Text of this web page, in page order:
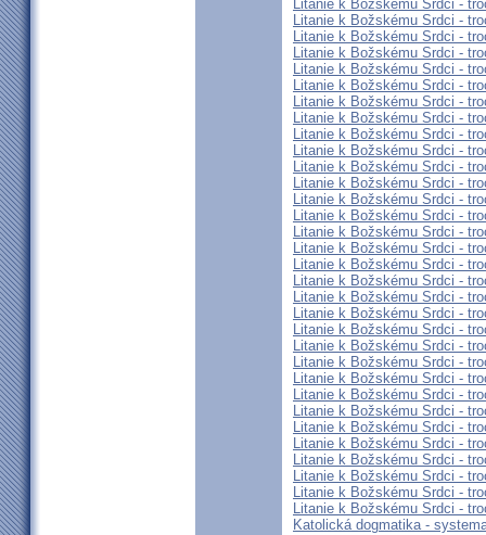
Litanie k Božskému Srdci -
Litanie k Božskému Srdci -
Litanie k Božskému Srdci -
Litanie k Božskému Srdci -
Litanie k Božskému Srdci -
Litanie k Božskému Srdci -
Litanie k Božskému Srdci -
Litanie k Božskému Srdci -
Litanie k Božskému Srdci -
Litanie k Božskému Srdci -
Litanie k Božskému Srdci -
Litanie k Božskému Srdci -
Litanie k Božskému Srdci -
Litanie k Božskému Srdci -
Litanie k Božskému Srdci -
Litanie k Božskému Srdci -
Litanie k Božskému Srdci -
Litanie k Božskému Srdci -
Litanie k Božskému Srdci -
Litanie k Božskému Srdci -
Litanie k Božskému Srdci -
Litanie k Božskému Srdci -
Litanie k Božskému Srdci -
Litanie k Božskému Srdci -
Litanie k Božskému Srdci -
Litanie k Božskému Srdci -
Litanie k Božskému Srdci -
Litanie k Božskému Srdci -
Litanie k Božskému Srdci -
Litanie k Božskému Srdci -
Litanie k Božskému Srdci -
Litanie k Božskému Srdci -
Katolická dogmatika -